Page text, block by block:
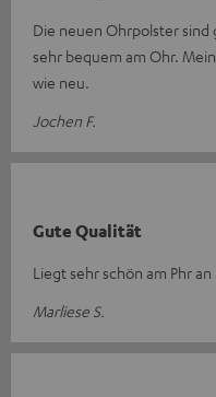
Die neuen Ohrpolster sind
sehr bequem am Ohr.
wie neu.
Jochen F.
Gute Qualität
Liegt sehr schön am Phr an
Marliese S.